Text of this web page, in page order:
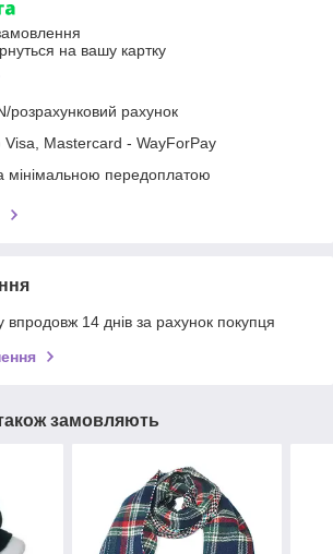
на вашу картку
розрахунковий рахунок
Mastercard - WayForPay
мінімальною передоплатою
14 днів за рахунок покупця
замовляють